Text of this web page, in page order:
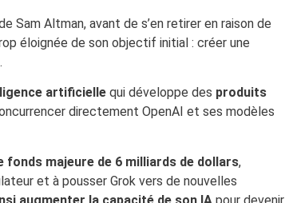
Sam Altman, avant de s’en retirer en raison de
éloignée de son objectif initial : créer une
artificielle qui développe des produits
directement OpenAI et ses modèles
fonds majeure de 6 milliards de dollars,
et à pousser Grok vers de nouvelles
augmenter la capacité de son IA pour devenir